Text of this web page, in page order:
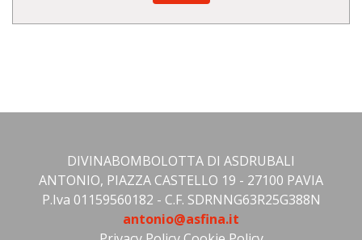
DIVINABOMBOLOTTA DI ASDRUBALI
ANTONIO, PIAZZA CASTELLO 19 - 27100 PAVIA
P.Iva 01159560182 - C.F. SDRNNG63R25G388N
antonio@asfina.it